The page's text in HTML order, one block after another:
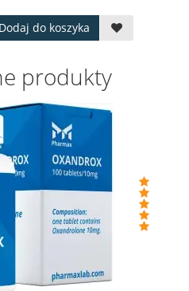
Dodaj do koszyka
produkty